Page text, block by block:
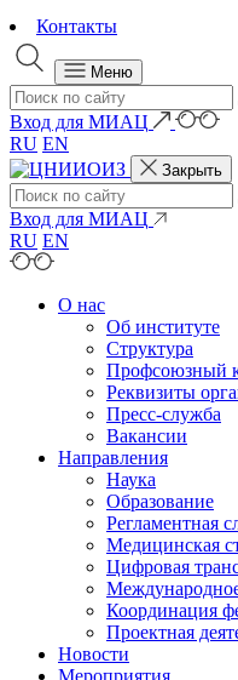
Контакты
Меню
Вход для МИАЦ
RU EN
Закрыть
Вход для МИАЦ
RU EN
О нас
Об институте
Структура
Профсоюзный
Реквизиты
Пресс-служба
Вакансии
Направления
Наука
Образование
Регламентная
Медицинская
Цифровая
Координация
Проектная
Новости
Мероприятия